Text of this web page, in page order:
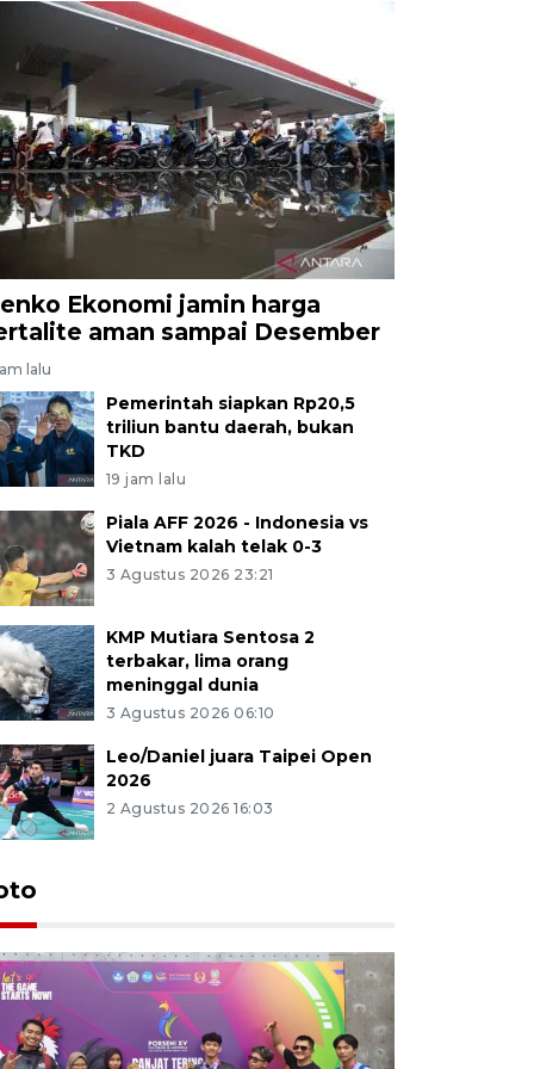
Ekonomi jamin harga
aman sampai Desember
lalu
Pemerintah siapkan Rp20,5
triliun bantu daerah, bukan
TKD
19 jam lalu
Piala AFF 2026 - Indonesia vs
Vietnam kalah telak 0-3
3 Agustus 2026 23:21
KMP Mutiara Sentosa 2
terbakar, lima orang
meninggal dunia
3 Agustus 2026 06:10
Leo/Daniel juara Taipei Open
2026
2 Agustus 2026 16:03